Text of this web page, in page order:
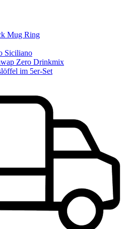
Mug Ring
Siciliano
Zero Drinkmix
im 5er-Set